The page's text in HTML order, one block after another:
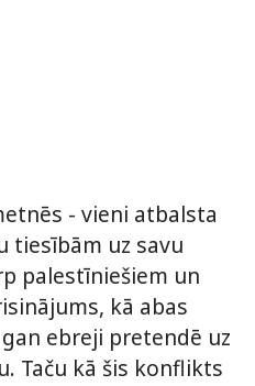
- vieni atbalsta
tiesībām uz savu
palestīniešiem un
kā abas
ebreji pretendē uz
Taču kā šis konflikts